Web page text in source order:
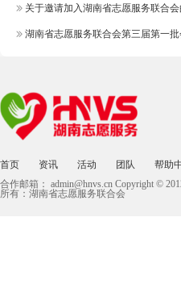
关于邀请加入湖南省志愿服务联合会
湖南省志愿服务联合会第三届第一
首页 资讯 活动 团队
帮助
合作邮箱： admin@hnvs.cn Copyright ©
所有：湖南省志愿服务联合会